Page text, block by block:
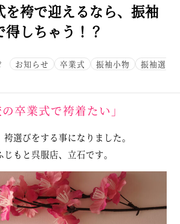
を袴で迎えるなら、振袖
しちゃう！？
お知らせ 卒業式 振袖小物
振袖選
の卒業式で袴着たい」
選びをする事になりました。
もと呉服店、立石です。